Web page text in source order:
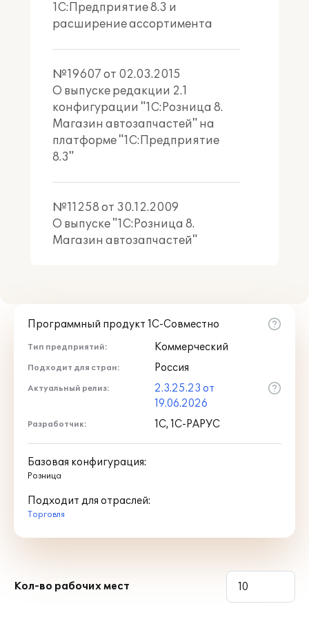
1С:Предприятие 8.3 и
расширение ассортимента
№19607 от 02.03.2015
О выпуске редакции 2.1
конфигурации "1С:Розница 8.
Магазин автозапчастей" на
платформе "1С:Предприятие
8.3"
№11258 от 30.12.2009
О выпуске "1С:Розница 8.
Магазин автозапчастей"
Программный продукт 1С-Совместно
Тип предприятий: Коммерческий
Подходит для стран: Россия
Актуальный релиз:
2.3.25.23 от
19.06.2026
Разработчик: 1С, 1С-РАРУС
Базовая конфигурация:
Розница
Подходит для отраслей:
Торговля
Кол-во рабочих мест